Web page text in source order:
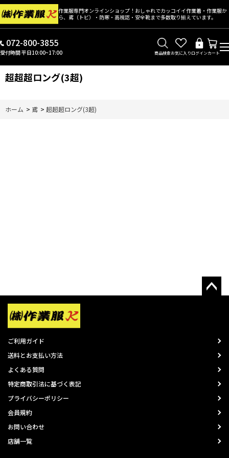
作業服専門オンラインショップ！おしゃれでカッコイイ作業着・作業服か
ら、鳶（トビ）・防寒・高視認・安全靴まで多数取り揃えています。
072-800-3855
受付時間 平日10:00~17:00 商品検索お気に入りログインカート
超超超ロング(3超)
ホーム > 鳶 > 超超超ロング(3超)
ご利用ガイド
送料とお支払い方法
よくある質問
特定商取引法に基づく表記
プライバシーポリシー
会員規約
お問い合わせ
店舗一覧